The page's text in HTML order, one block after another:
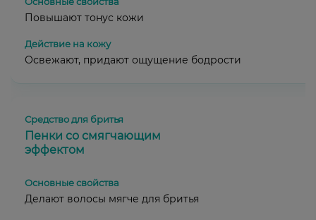
Повышают тонус кожи
Освежают, придают ощущение бодрости
Пенки со смягчающим
эффектом
Делают волосы мягче для бритья